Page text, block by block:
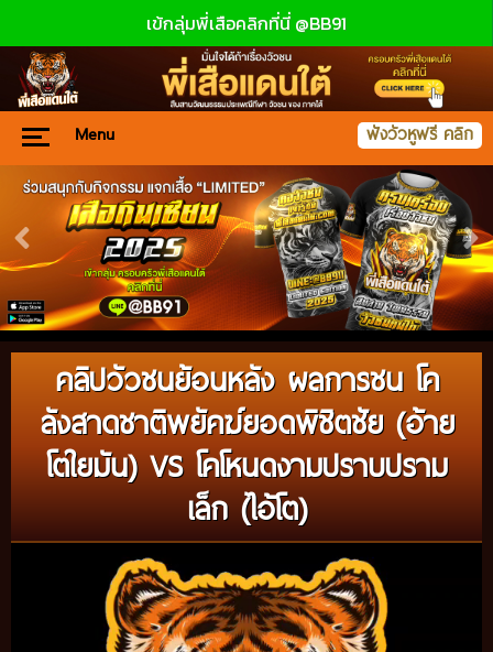
เข้กลุ่มพี่เสือคลิกที่นี่ @BB91
Menu ฟังวัวหูฟรี คลิก
คลิปวัวชนย้อนหลัง ผลการชน โค
ลังสาดชาติพยัคฆ์ยอดพิชิตชัย (อ้าย
โตใยมัน) VS โคโหนดงามปราบปราม
เล็ก (ไอ้โต)